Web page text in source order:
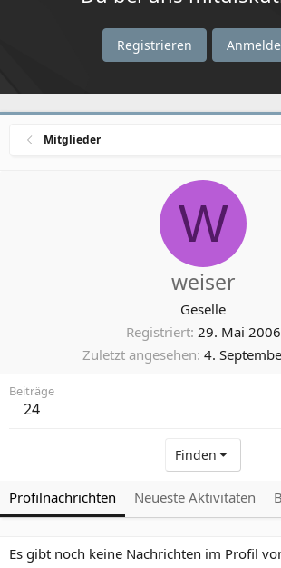
Registrieren
Mitglieder
W
weiser
Geselle
Registriert 29. Mai 2006
Zuletzt angesehen 4.
Beiträge
24
Finden
Profilnachrichten Neueste Aktivitäten
Es gibt noch keine Nachrichten im Profil